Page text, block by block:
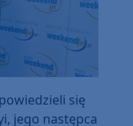
się
jego następca